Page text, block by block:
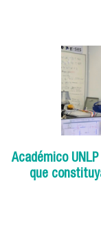
Académico
que